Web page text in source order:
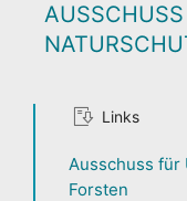
AUSSCHUSS
Links
Ausschuss für
Forsten
TAG DER